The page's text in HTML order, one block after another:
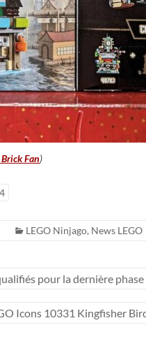
Fan)
LEGO Ninjago, News LEGO
pour la dernière
Icons 10331 Kingfisher